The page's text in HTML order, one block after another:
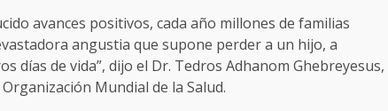
avances positivos, cada año millones de familias
angustia que supone perder a un hijo, a
días de vida”, dijo el Dr. Tedros Adhanom Ghebreyesus,
Mundial de la Salud.